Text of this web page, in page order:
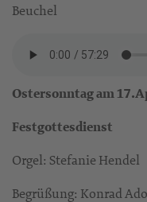
Beuchel
Ostersonntag am
Festgottesdienst
Orgel: Stefanie Hendel
Begrüßung: Konrad